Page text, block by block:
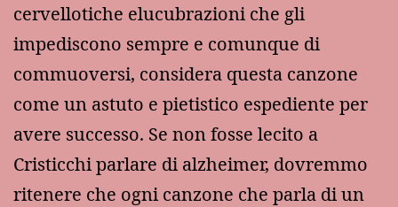
cervellotiche elucubrazioni che gli
impediscono sempre e comunque di
commuoversi, considera questa canzone
come un astuto e pietistico espediente per
avere successo. Se non fosse lecito a
Cristicchi parlare di alzheimer, dovremmo
ritenere che ogni canzone che parla di un